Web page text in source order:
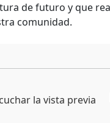
de futuro y que
comunidad.